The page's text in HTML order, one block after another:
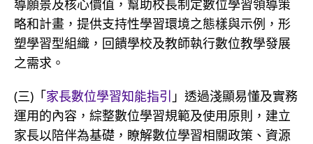
導願景及核心價值，幫助校長制定數位學習領導策
略和計畫，提供支持性學習環境之態樣與示例，形
塑學習型組織，回饋學校及教師執行數位教學發展
之需求。
(三)「家長數位學習知能指引 」透過淺顯易懂及實務
運用的內容，綜整數位學習規範及使用原則，建立
家長以陪伴為基礎，瞭解數位學習相關政策、資源